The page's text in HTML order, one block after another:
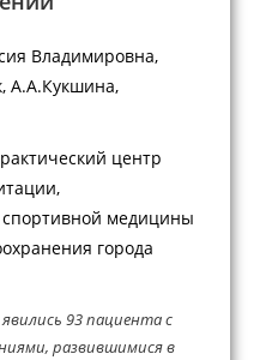
Владимировна,
А.А.Кукшина,
центр
спортивной медицины
города
93 пациента с
развившимися в